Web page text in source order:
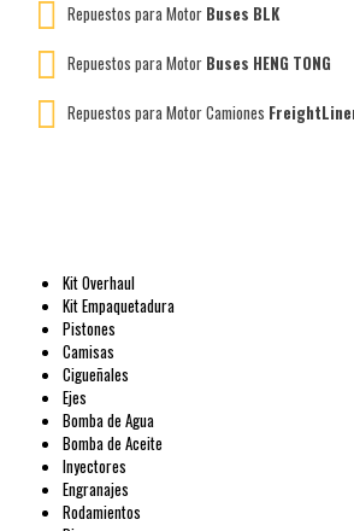
Repuestos para Motor Buses BLK
Repuestos para Motor Buses HENG TONG
Repuestos para Motor Camiones
Kit Overhaul
Kit Empaquetadura
Pistones
Camisas
Cigueñales
Ejes
Bomba de Agua
Bomba de Aceite
Inyectores
Engranajes
Rodamientos